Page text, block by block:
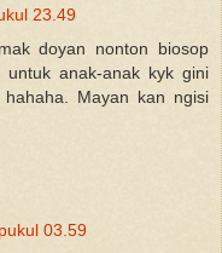
23.49
doyan nonton biosop
anak-anak kyk gini
Mayan kan ngisi
03.59